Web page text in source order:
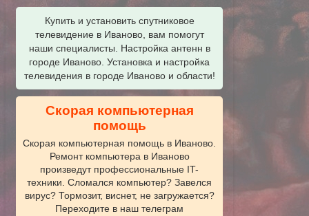
Купить и установить спутниковое
телевидение в Иваново, вам помогут
наши специалисты. Настройка антенн в
городе Иваново. Установка и настройка
телевидения в городе Иваново и области!
Скорая компьютерная
помощь
Скорая компьютерная помощь в Иваново.
Ремонт компьютера в Иваново
произведут профессиональные IT-
техники. Сломался компьютер? Завелся
вирус? Тормозит, виснет, не загружается?
Переходите в наш телеграм